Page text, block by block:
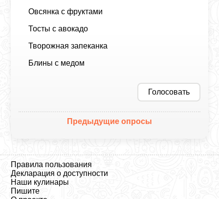
Овсянка с фруктами
Тосты с авокадо
Творожная запеканка
Блины с медом
Голосовать
Предыдущие опросы
Правила пользования
Декларация о доступности
Наши кулинары
Пишите